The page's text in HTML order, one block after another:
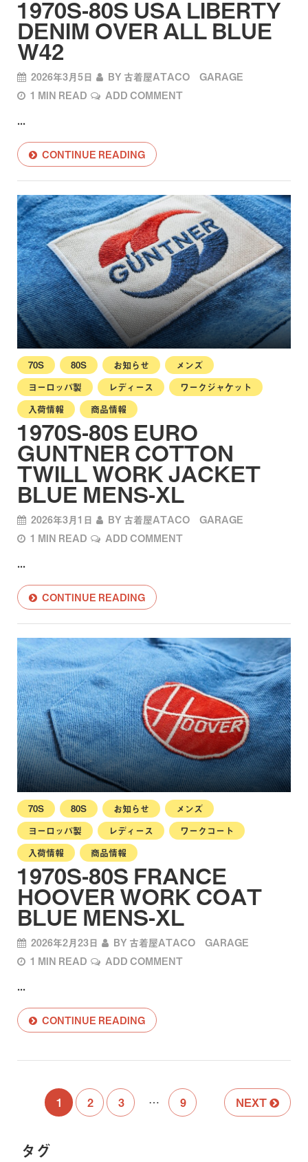
1970S-80S USA LIBERTY
DENIM OVER ALL BLUE
W42
2026年3月5日 BY 古着屋ATACO GARAGE
1 MIN READ
ADD COMMENT
...
CONTINUE READING
70S 80S お知らせ
メンズ
ヨーロッパ製
レディース
ワークジャケット
入荷情報
商品情報
1970S-80S EURO
GUNTNER COTTON
TWILL WORK JACKET
BLUE MENS-XL
2026年3月1日 BY 古着屋ATACO GARAGE
1 MIN READ
ADD COMMENT
...
CONTINUE READING
70S 80S お知らせ
メンズ
ヨーロッパ製
レディース
ワークコート
入荷情報
商品情報
1970S-80S FRANCE
HOOVER WORK COAT
BLUE MENS-XL
2026年2月23日 BY 古着屋ATACO GARAGE
1 MIN READ
ADD COMMENT
...
CONTINUE READING
1 2 3 … 9 NEXT
タグ